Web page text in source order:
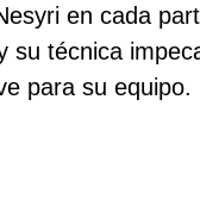
en cada
su técnica
para su equipo.